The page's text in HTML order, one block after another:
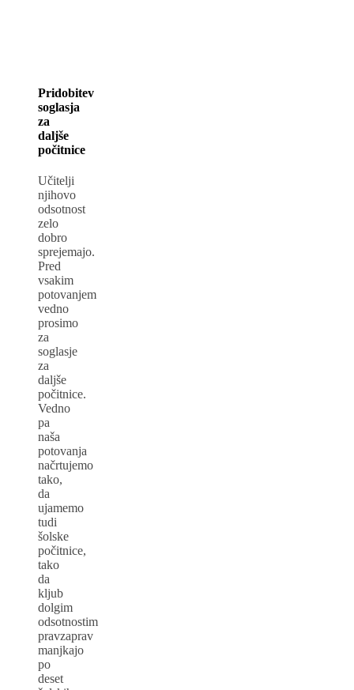
Pridobitev
soglasja
za
daljše
počitnice
Učitelji
njihovo
odsotnost
zelo
dobro
sprejemajo.
Pred
vsakim
potovanjem
vedno
prosimo
za
soglasje
za
daljše
počitnice.
Vedno
pa
naša
potovanja
načrtujemo
tako,
da
ujamemo
tudi
šolske
počitnice,
tako
da
kljub
dolgim
odsotnostim
pravzaprav
manjkajo
po
deset